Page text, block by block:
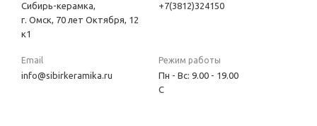
Сибирь-керамка,
г. Омск, 70 лет Октября, 12
к1
+7(3812)324150
Email
info@sibirkeramika.ru
Режим работы
Пн - Вс: 9.00 - 19.00
С